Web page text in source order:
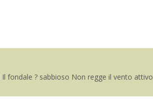
fondale ? sabbioso Non regge il vento attivo